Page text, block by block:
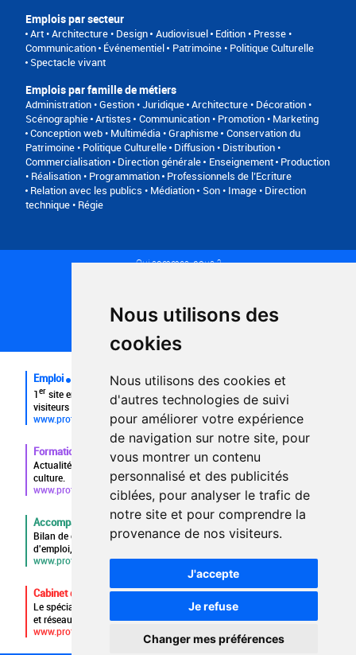
Nous utilisons des
cookies
Nous utilisons des cookies et
d'autres technologies de suivi
pour améliorer votre expérience
de navigation sur notre site, pour
vous montrer un contenu
personnalisé et des publicités
ciblées, pour analyser le trafic de
notre site et pour comprendre la
provenance de nos visiteurs.
J'accepte
Je refuse
Changer mes préférences
Emplois par secteur
Art • Architecture • Design Audiovisuel Edition • Presse •
Communication Événementiel
Patrimoine • Politique Culturelle
Spectacle vivant
Emplois par famille de métiers
Administration • Gestion • Juridique Architecture • Décoration •
Scénographie Artistes
Communication • Promotion • Marketing
Conception web • Multimédia • Graphisme Conservation du
Patrimoine • Politique Culturelle Diffusion • Distribution •
Commercialisation Direction générale Enseignement Production
• Réalisation • Programmation Professionnels de l’Ecriture
Relation avec les publics • Médiation
Son • Image • Direction
technique • Régie
Qui sommes-nous ?
Plan du site
FAQ recruteurs
FAQ
Emploi
1er site emploi du secteur culturel 784.000 visites et 230.000
visiteurs uniques par mois.
www.profilculture.com
Formation
Actualités, guide et annuaire des formations aux métiers de la
culture.
www.profilculture-formation.com
Accompagnement professionnel
Bilan de compétences, coaching, techniques de recherche
d'emploi, entretien conseil.
www.profilculture-competences.com
Cabinet de recrutement
Le spécialiste du secteur culturel, une cvthèque de 86.000 CV
et réseau unique de professionnels.
www.profilculture-conseil.com/cabinet-recrutement